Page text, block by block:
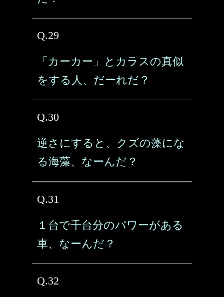
Q.29
「カーカー」とカラスの真似
をする人、だーれだ？
Q.30
逆さにすると、クズの藻にな
る海藻、なーんだ？
Q.31
１台で千台分のパワーがある
車、なーんだ？
Q.32